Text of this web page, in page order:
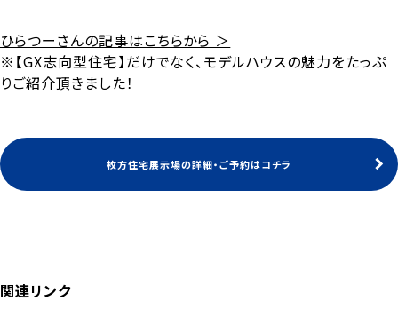
ひらつーさんの記事はこちらから ＞
※【GX志向型住宅】だけでなく、モデルハウスの魅力をたっぷ
りご紹介頂きました！
枚方住宅展示場の詳細・ご予約はコチラ
関連リンク